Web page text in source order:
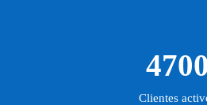
4700
Clientes